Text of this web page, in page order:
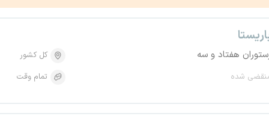
هفتاد و سه
شده
کل کشور
تمام وقت